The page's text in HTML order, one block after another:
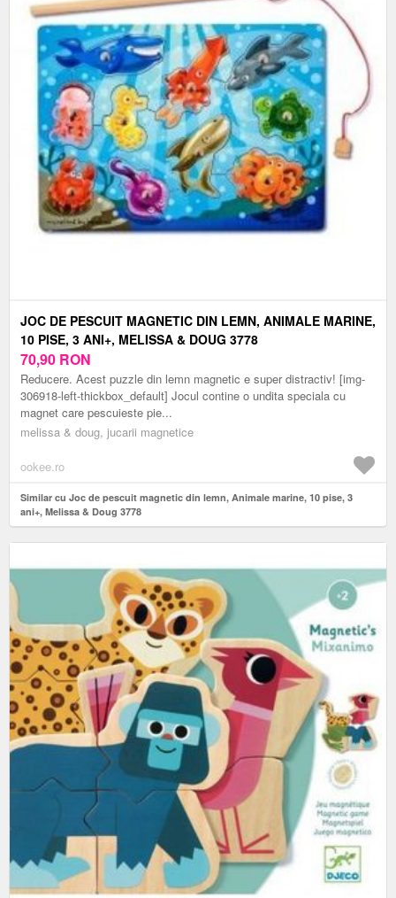
JOC DE PESCUIT MAGNETIC DIN LEMN, ANIMALE MARINE,
10 PISE, 3 ANI+, MELISSA & DOUG 3778
70,90 RON
Reducere. Acest puzzle din lemn magnetic e super distractiv! [img-
306918-left-thickbox_default] Jocul contine o undita speciala cu
magnet care pescuieste pie...
melissa & doug, jucarii magnetice
ookee.ro
Similar cu Joc de pescuit magnetic din lemn, Animale marine, 10 pise, 3
ani+, Melissa & Doug 3778